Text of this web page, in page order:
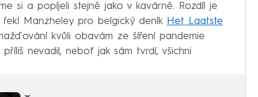
si a popíjeli stejně jako v kavárně. Rozdíl je
Manzheley pro belgický deník Het Laatste
kvůli obavám ze šíření pandemie
nevadil, neboť jak sám tvrdí, všichni